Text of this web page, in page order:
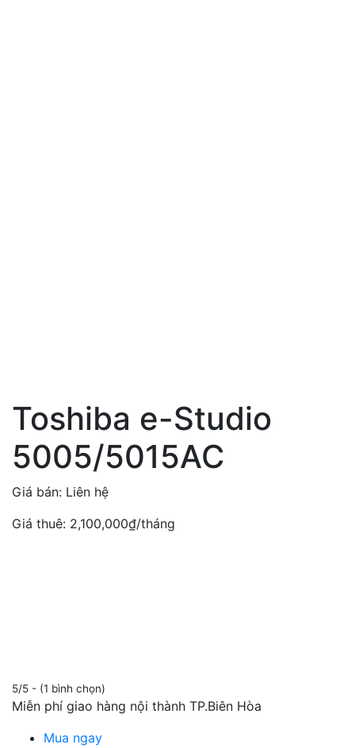
Toshiba e-Studio
5005/5015AC
Giá bán: Liên hệ
Giá thuê: 2,100,000₫/tháng
5/5 - (1 bình chọn)
Miễn phí giao hàng nội thành TP.Biên Hòa
Mua ngay